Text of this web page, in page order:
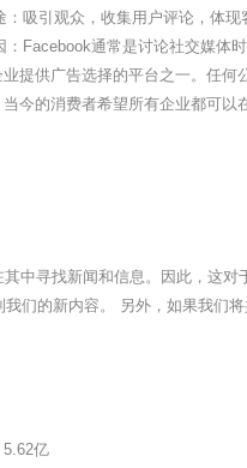
吸引观众，收集用户评论，体现
Facebook通常是讨论社交媒体
业提供广告选择的平台之一。任
当今的消费者希望所有企业都可
中寻找新闻和信息。因此，这
们的新内容。 另外，如果我们
亿